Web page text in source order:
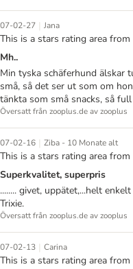
07-02-27 | Jana
This is a stars rating area
Mh..
Min tyska schäferhund älskar
små, så det ser ut som om
tänkta som små snacks, så
Översatt från zooplus.de av zooplus
07-02-16 | Ziba - 10 Monate alt
This is a stars rating area
Superkvalitet, superpris
........ givet, uppätet,...helt
Trixie.
Översatt från zooplus.de av zooplus
07-02-13 | Carina
This is a stars rating area